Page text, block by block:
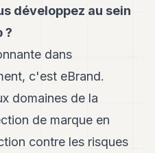
développez au sein
?
dans
c'est eBrand.
domaines de la
de marque en
contre les risques